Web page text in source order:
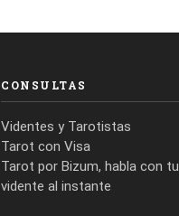
CONSULTAS
Videntes y Tarotistas
Tarot con Visa
Tarot por Bizum, habla con tu
vidente al instante